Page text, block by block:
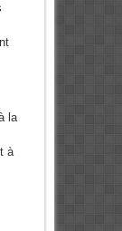
la
à